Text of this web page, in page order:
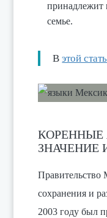
принадлежит
семье.
Вэтой
КОРЕННЫЕ
ЗНАЧЕНИЕ
Правительство
сохранения и
2003 году был